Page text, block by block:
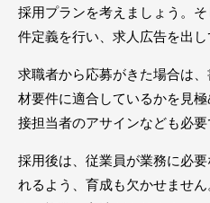
採用プランを考えましょう。
件定義を行い、求人広告を出し
求職者から応募がきた場合は
材要件に適合しているかを見
接担当者のアサインなども必要
採用後は、従業員が業務に必
れるよう、育成も欠かせませ